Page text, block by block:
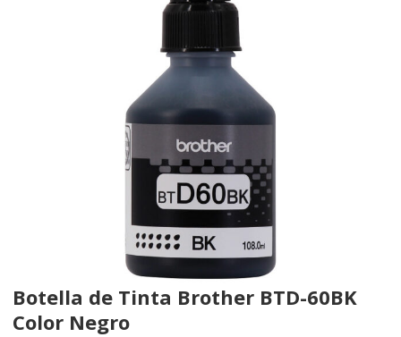
Botella de Tinta Brother BTD-60BK
Color Negro